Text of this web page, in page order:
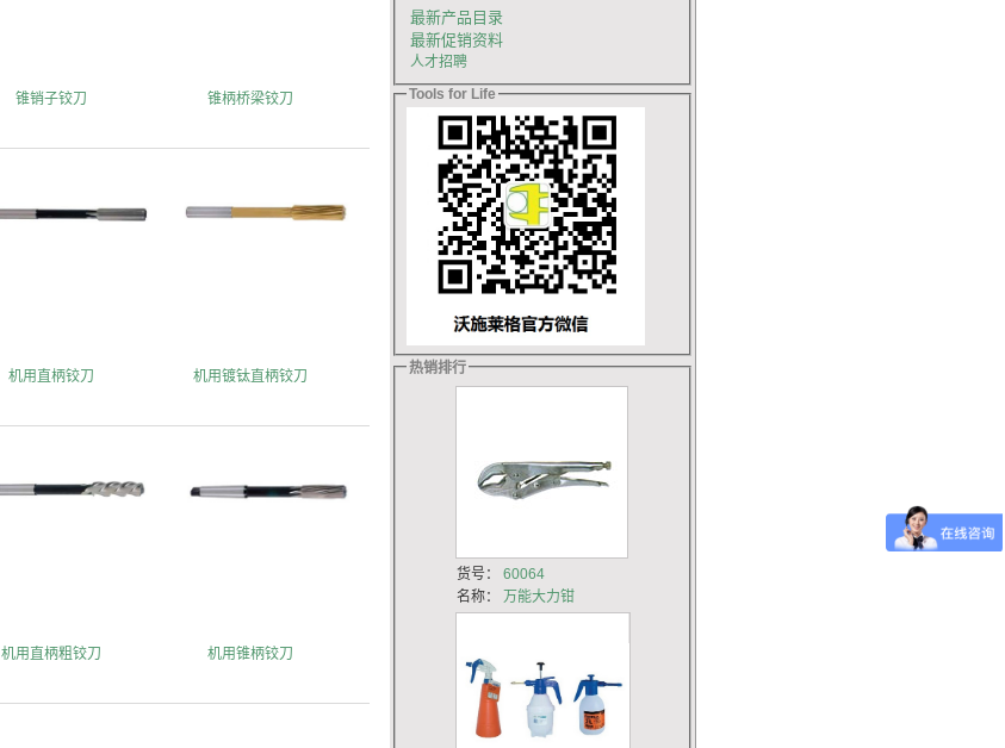
锥销子铰刀 锥柄桥梁铰刀
机用直柄铰刀 机用镀钛直柄铰刀
机用直柄粗铰刀 机用锥柄铰刀
最新产品目录
最新促销资料
人才招聘
Tools for Life
热销排行
货号： 60064
名称： 万能大力钳